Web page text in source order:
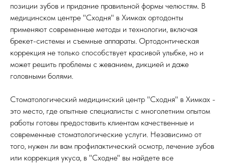
позиции зубов и придание правильной формы челюстям. В
медицинском центре "Сходня" в Химках ортодонты
применяют современные методы и технологии, включая
брекет-системы и съемные аппараты. Ортодонтическая
коррекция не только способствует красивой улыбке, но и
может решить проблемы с жеванием, дикцией и даже
головными болями.
Стоматологический медицинский центр "Сходня" в Химках -
это место, где опытные специалисты с многолетним опытом
работы готовы предоставить клиентам качественные и
современные стоматологические услуги. Независимо от
того, нужен ли вам профилактический осмотр, лечение зубов
или коррекция укуса, в "Сходне" вы найдете все